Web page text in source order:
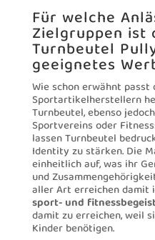
Für welche
Zielgruppen ist
Turnbeutel
geeignetes
Wie schon erwähnt passt
Sportartikelherstellern
Turnbeutel, ebenso
Sportvereins oder
lassen Turnbeutel
Identity zu stärken. Die
einheitlich auf, was ihr
und
aller Art erreichen damit
sport- und
damit zu erreichen, weil
Kinder benötigen.